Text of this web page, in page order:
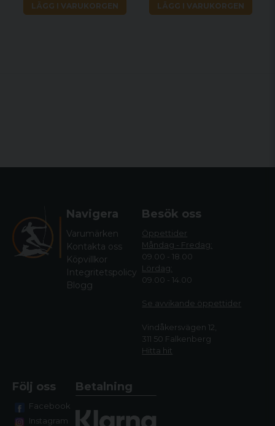
LÄGG I VARUKORGEN LÄGG I VARUKORGEN
Navigera
Varumärken
Kontakta oss
Köpvillkor
Integritetspolicy
Blogg
Besök oss
Öppettider
Måndag - Fredag:
09.00 - 18.00
Lördag:
09.00 - 14.00
Se avvikande öppettider
Vindåkersvägen 12,
311 50 Falkenberg
Hitta hit
Följ oss
Facebook
Instagram
Betalning